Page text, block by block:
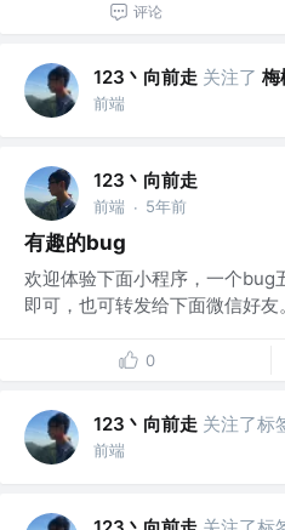
评论
123丶向前走 关注了 梅
前端
123丶向前走
前端 · 5年前
有趣的bug
欢迎体验下面小程序，一个bug
即可，也可转发给下面微信好友
0
123丶向前走 关注了标
前端